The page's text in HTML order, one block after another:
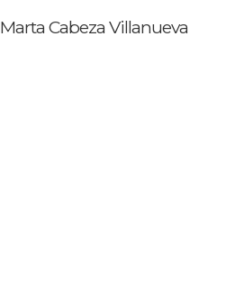
Marta Cabeza Villanueva